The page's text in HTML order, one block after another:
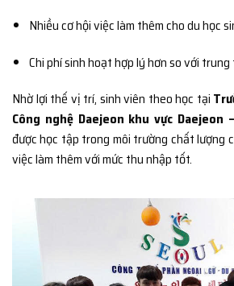
Nhiều cơ hội việc làm thêm cho du học
Chi phí sinh hoạt hợp lý hơn so với trung
Nhờ lợi thế vị trí, sinh viên theo học tại
Công nghệ Daejeon khu vực Daejeon
được học tập trong môi trường chất lượng
việc làm thêm với mức thu nhập tốt.